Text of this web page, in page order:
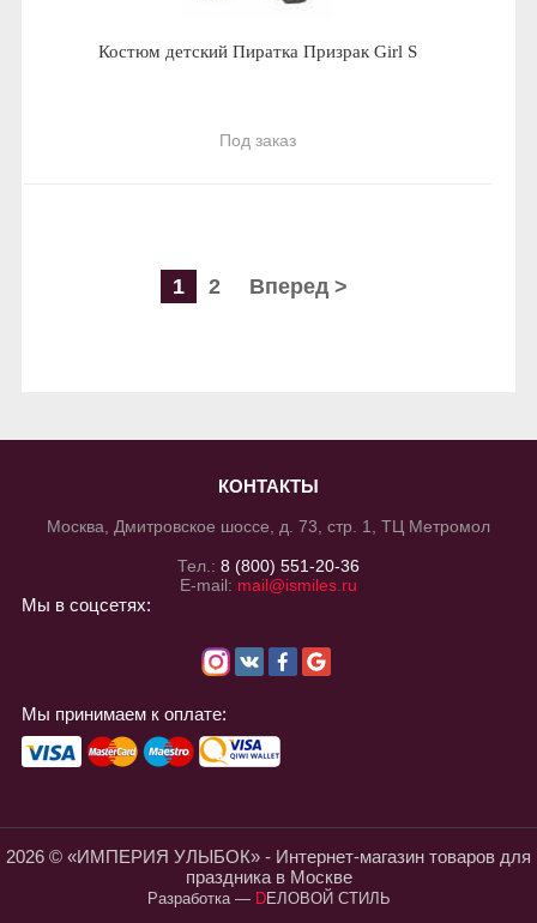
Костюм детский Пиратка Призрак Girl S
Под заказ
1 2 Вперед >
КОНТАКТЫ
Москва, Дмитровское шоссе, д. 73, стр. 1, ТЦ Метромол
Тел.: 8 (800) 551-20-36
E-mail: mail@ismiles.ru
Мы в соцсетях:
Мы принимаем к оплате:
2026 © «ИМПЕРИЯ УЛЫБОК» - Интернет-магазин товаров для
праздника в Москве
Разработка— DЕЛОВОЙ СТИЛЬ